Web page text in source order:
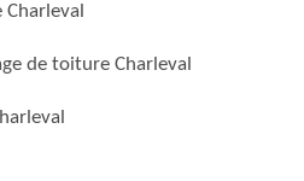
de toiture Charleval